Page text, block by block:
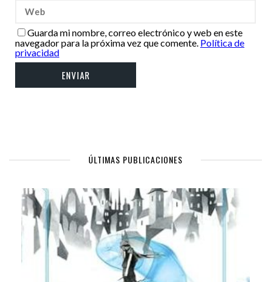
Guarda mi nombre, correo electrónico y web en este
navegador para la próxima vez que comente. Política de
privacidad
ÚLTIMAS PUBLICACIONES